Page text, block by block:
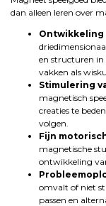
dan alleen leren over
en structuren in
vakken als
Stimulering
magnetisch
creaties te
volgen.
Fijn
magnetische
ontwikkeling
omvalt of niet
passen en